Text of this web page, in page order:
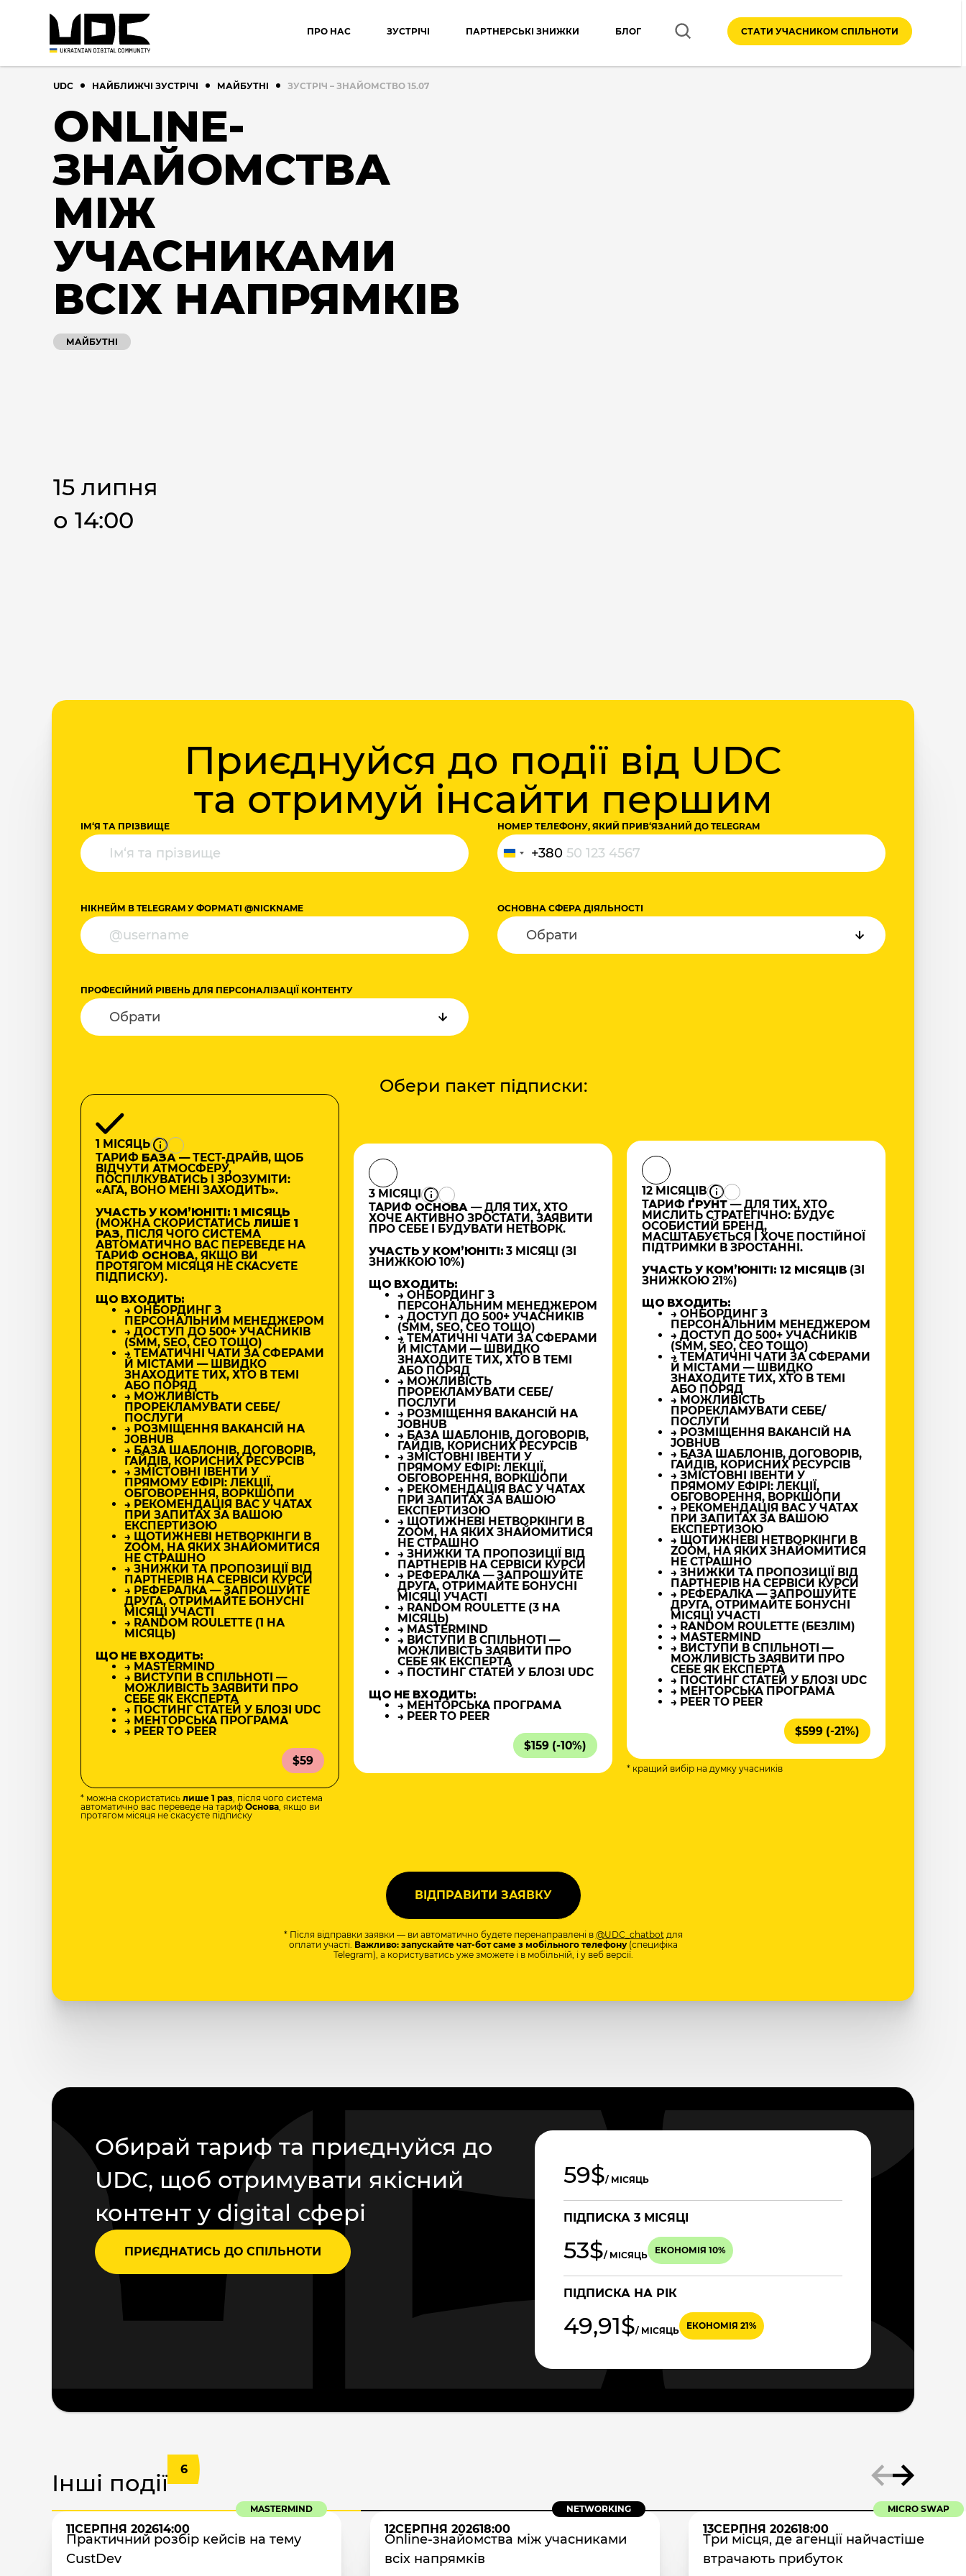
ПРО НАС ЗУСТРІЧІ ПАРТНЕРСЬКІ ЗНИЖКИ БЛОГ СТАТИ УЧАСНИКОМ СПІЛЬНОТИ
UDC НАЙБЛИЖЧІ ЗУСТРІЧІ МАЙБУТНІ ЗУСТРІЧ – ЗНАЙОМСТВО 15.07
ONLINE-
ЗНАЙОМСТВА
МІЖ
УЧАСНИКАМИ
ВСІХ НАПРЯМКІВ
МАЙБУТНІ
15 липня
о 14:00
Приєднуйся до події від UDC
та отримуй інсайти першим
ІМ‘Я ТА ПРІЗВИЩЕ НОМЕР ТЕЛЕФОНУ, ЯКИЙ ПРИВ‘ЯЗАНИЙ ДО TELEGRAM
Україна
+380
+380
НІКНЕЙМ В TELEGRAM У ФОРМАТІ @NICKNAME ОСНОВНА СФЕРА ДІЯЛЬНОСТІ
ПРОФЕСІЙНИЙ РІВЕНЬ ДЛЯ ПЕРСОНАЛІЗАЦІЇ КОНТЕНТУ
Обери пакет підписки:
1 МІСЯЦЬ
ТАРИФ БАЗА— ТЕСТ-ДРАЙВ, ЩОБ
ВІДЧУТИ АТМОСФЕРУ,
ПОСПІЛКУВАТИСЬ І ЗРОЗУМІТИ:
«АГА, ВОНО МЕНІ ЗАХОДИТЬ».
УЧАСТЬ У КОМʼЮНІТІ: 1 МІСЯЦЬ
(МОЖНА СКОРИСТАТИСЬ ЛИШЕ 1
РАЗ, ПІСЛЯ ЧОГО СИСТЕМА
АВТОМАТИЧНО ВАС ПЕРЕВЕДЕ НА
ТАРИФ ОСНОВА, ЯКЩО ВИ
ПРОТЯГОМ МІСЯЦЯ НЕ СКАСУЄТЕ
ПІДПИСКУ).
ЩО ВХОДИТЬ:
→ ОНБОРДИНГ З
ПЕРСОНАЛЬНИМ МЕНЕДЖЕРОМ
→ ДОСТУП ДО 500+ УЧАСНИКІВ
(SMM, SEO, CEO ТОЩО)
→ ТЕМАТИЧНІ ЧАТИ ЗА СФЕРАМИ
Й МІСТАМИ — ШВИДКО
ЗНАХОДИТЕ ТИХ, ХТО В ТЕМІ
АБО ПОРЯД
→ МОЖЛИВІСТЬ
ПРОРЕКЛАМУВАТИ СЕБЕ/
ПОСЛУГИ
→ РОЗМІЩЕННЯ ВАКАНСІЙ НА
JOBHUB
→ БАЗА ШАБЛОНІВ, ДОГОВОРІВ,
ГАЙДІВ, КОРИСНИХ РЕСУРСІВ
→ ЗМІСТОВНІ ІВЕНТИ У
ПРЯМОМУ ЕФІРІ: ЛЕКЦІЇ,
ОБГОВОРЕННЯ, ВОРКШОПИ
→ РЕКОМЕНДАЦІЯ ВАС У ЧАТАХ
ПРИ ЗАПИТАХ ЗА ВАШОЮ
ЕКСПЕРТИЗОЮ
→ ЩОТИЖНЕВІ НЕТВОРКІНГИ В
ZOOM, НА ЯКИХ ЗНАЙОМИТИСЯ
НЕ СТРАШНО
→ ЗНИЖКИ ТА ПРОПОЗИЦІЇ ВІД
ПАРТНЕРІВ НА СЕРВІСИ КУРСИ
→ РЕФЕРАЛКА — ЗАПРОШУЙТЕ
ДРУГА, ОТРИМАЙТЕ БОНУСНІ
МІСЯЦІ УЧАСТІ
→ RANDOM ROULETTE (1 НА
МІСЯЦЬ)
ЩО НЕ ВХОДИТЬ:
→ MASTERMIND
→ ВИСТУПИ В СПІЛЬНОТІ —
МОЖЛИВІСТЬ ЗАЯВИТИ ПРО
СЕБЕ ЯК ЕКСПЕРТА
→ ПОСТИНГ СТАТЕЙ У БЛОЗІ UDC
→ МЕНТОРСЬКА ПРОГРАМА
→ PEER TO PEER
$59
* можна скористатись лише 1 раз, після чого система
автоматично вас переведе на тариф Основа, якщо ви
протягом місяця не скасуєте підписку
3 МІСЯЦІ
ТАРИФ ОСНОВА — ДЛЯ ТИХ, ХТО
ХОЧЕ АКТИВНО ЗРОСТАТИ, ЗАЯВИТИ
ПРО СЕБЕ І БУДУВАТИ НЕТВОРК.
УЧАСТЬ У КОМʼЮНІТІ: 3 МІСЯЦІ (ЗІ
ЗНИЖКОЮ 10%)
ЩО ВХОДИТЬ:
→ ОНБОРДИНГ З
ПЕРСОНАЛЬНИМ МЕНЕДЖЕРОМ
→ ДОСТУП ДО 500+ УЧАСНИКІВ
(SMM, SEO, CEO ТОЩО)
→ ТЕМАТИЧНІ ЧАТИ ЗА СФЕРАМИ
Й МІСТАМИ — ШВИДКО
ЗНАХОДИТЕ ТИХ, ХТО В ТЕМІ
АБО ПОРЯД
→ МОЖЛИВІСТЬ
ПРОРЕКЛАМУВАТИ СЕБЕ/
ПОСЛУГИ
→ РОЗМІЩЕННЯ ВАКАНСІЙ НА
JOBHUB
→ БАЗА ШАБЛОНІВ, ДОГОВОРІВ,
ГАЙДІВ, КОРИСНИХ РЕСУРСІВ
→ ЗМІСТОВНІ ІВЕНТИ У
ПРЯМОМУ ЕФІРІ: ЛЕКЦІЇ,
ОБГОВОРЕННЯ, ВОРКШОПИ
→ РЕКОМЕНДАЦІЯ ВАС У ЧАТАХ
ПРИ ЗАПИТАХ ЗА ВАШОЮ
ЕКСПЕРТИЗОЮ
→ ЩОТИЖНЕВІ НЕТВОРКІНГИ В
ZOOM, НА ЯКИХ ЗНАЙОМИТИСЯ
НЕ СТРАШНО
→ ЗНИЖКИ ТА ПРОПОЗИЦІЇ ВІД
ПАРТНЕРІВ НА СЕРВІСИ КУРСИ
→ РЕФЕРАЛКА — ЗАПРОШУЙТЕ
ДРУГА, ОТРИМАЙТЕ БОНУСНІ
МІСЯЦІ УЧАСТІ
→ RANDOM ROULETTE (3 НА
МІСЯЦЬ)
→ MASTERMIND
→ ВИСТУПИ В СПІЛЬНОТІ —
МОЖЛИВІСТЬ ЗАЯВИТИ ПРО
СЕБЕ ЯК ЕКСПЕРТА
→ ПОСТИНГ СТАТЕЙ У БЛОЗІ UDC
ЩО НЕ ВХОДИТЬ:
→ МЕНТОРСЬКА ПРОГРАМА
→ PEER TO PEER
$159 (-10%)
12 МІСЯЦІВ
ТАРИФ ҐРУНТ— ДЛЯ ТИХ, ХТО
МИСЛИТЬ СТРАТЕГІЧНО: БУДУЄ
ОСОБИСТИЙ БРЕНД,
МАСШТАБУЄТЬСЯ І ХОЧЕ ПОСТІЙНОЇ
ПІДТРИМКИ В ЗРОСТАННІ.
УЧАСТЬ У КОМʼЮНІТІ: 12 МІСЯЦІВ (ЗІ
ЗНИЖКОЮ 21%)
ЩО ВХОДИТЬ:
→ ОНБОРДИНГ З
ПЕРСОНАЛЬНИМ МЕНЕДЖЕРОМ
→ ДОСТУП ДО 500+ УЧАСНИКІВ
(SMM, SEO, CEO ТОЩО)
→ ТЕМАТИЧНІ ЧАТИ ЗА СФЕРАМИ
Й МІСТАМИ — ШВИДКО
ЗНАХОДИТЕ ТИХ, ХТО В ТЕМІ
АБО ПОРЯД
→ МОЖЛИВІСТЬ
ПРОРЕКЛАМУВАТИ СЕБЕ/
ПОСЛУГИ
→ РОЗМІЩЕННЯ ВАКАНСІЙ НА
JOBHUB
→ БАЗА ШАБЛОНІВ, ДОГОВОРІВ,
ГАЙДІВ, КОРИСНИХ РЕСУРСІВ
→ ЗМІСТОВНІ ІВЕНТИ У
ПРЯМОМУ ЕФІРІ: ЛЕКЦІЇ,
ОБГОВОРЕННЯ, ВОРКШОПИ
→ РЕКОМЕНДАЦІЯ ВАС У ЧАТАХ
ПРИ ЗАПИТАХ ЗА ВАШОЮ
ЕКСПЕРТИЗОЮ
→ ЩОТИЖНЕВІ НЕТВОРКІНГИ В
ZOOM, НА ЯКИХ ЗНАЙОМИТИСЯ
НЕ СТРАШНО
→ ЗНИЖКИ ТА ПРОПОЗИЦІЇ ВІД
ПАРТНЕРІВ НА СЕРВІСИ КУРСИ
→ РЕФЕРАЛКА — ЗАПРОШУЙТЕ
ДРУГА, ОТРИМАЙТЕ БОНУСНІ
МІСЯЦІ УЧАСТІ
→ RANDOM ROULETTE (БЕЗЛІМ)
→ MASTERMIND
→ ВИСТУПИ В СПІЛЬНОТІ —
МОЖЛИВІСТЬ ЗАЯВИТИ ПРО
СЕБЕ ЯК ЕКСПЕРТА
→ ПОСТИНГ СТАТЕЙ У БЛОЗІ UDC
→ МЕНТОРСЬКА ПРОГРАМА
→ PEER TO PEER
$599 (-21%)
* кращий вибір на думку учасників
* Після відправки заявки — ви автоматично будете перенаправлені в @UDC_chatbotдля
оплати участі. Важливо: запускайте чат-бот саме з мобільного телефону(специфіка
Telegram), а користуватись уже зможете і в мобільній, і у веб версії.
Обирай тариф та приєднуйся до
UDC, щоб отримувати якісний
контент у digital сфері
ПРИЄДНАТИСЬ ДО СПІЛЬНОТИ
59$/ МІСЯЦЬ
ПІДПИСКА 3 МІСЯЦІ
53$/ МІСЯЦЬ ЕКОНОМІЯ 10%
ПІДПИСКА НА РІК
49,91$/ МІСЯЦЬ ЕКОНОМІЯ 21%
Інші події 6
MASTERMIND
11СЕРПНЯ 202614:00
Практичний розбір кейсів на тему
CustDev
NETWORKING
12СЕРПНЯ 202618:00
Online-знайомства між учасниками
всіх напрямків
MICRO SWAP
13СЕРПНЯ 202618:00
Три місця, де агенції найчастіше
втрачають прибуток